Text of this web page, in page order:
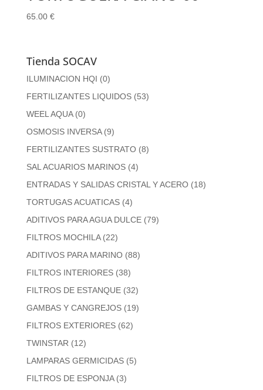
65.00 €
Tienda SOCAV
ILUMINACION HQI (0)
FERTILIZANTES LIQUIDOS (53)
WEEL AQUA (0)
OSMOSIS INVERSA (9)
FERTILIZANTES SUSTRATO (8)
SAL ACUARIOS MARINOS (4)
ENTRADAS Y SALIDAS CRISTAL Y ACERO (18)
TORTUGAS ACUATICAS (4)
ADITIVOS PARA AGUA DULCE (79)
FILTROS MOCHILA (22)
ADITIVOS PARA MARINO (88)
FILTROS INTERIORES (38)
FILTROS DE ESTANQUE (32)
GAMBAS Y CANGREJOS (19)
FILTROS EXTERIORES (62)
TWINSTAR (12)
LAMPARAS GERMICIDAS (5)
FILTROS DE ESPONJA (3)